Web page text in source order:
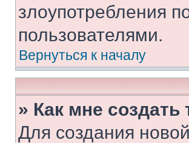
злоупотребления
пользователями.
Вернуться к началу
» Как мне
Для создания